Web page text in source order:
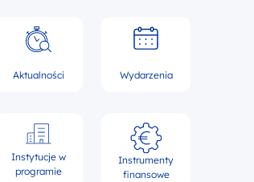
Aktualności Wydarzenia
Instytucje w
programie
Instrumenty
finansowe